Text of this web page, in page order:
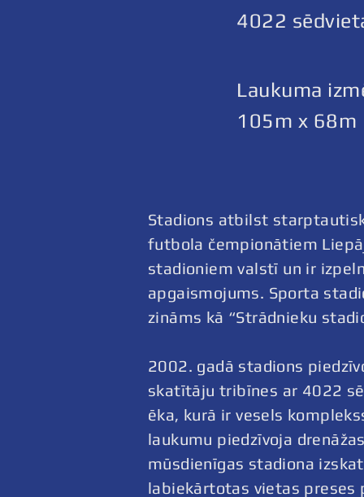
4022
Laukuma
105m x 68m
Stadions atbilst
futbola čempionātiem
stadioniem valstī un ir
apgaismojums. Sporta
zināms kā “Strādnieku
2002. gadā stadions
skatītāju tribīnes ar 4022
ēka, kurā ir vesels
laukumu piedzīvoja
mūsdienīgas stadiona
labiekārtotas vietas preses